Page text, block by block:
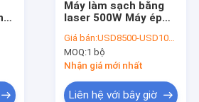
Máy làm sạch bằng
laser 500W Máy ép
tẩy rỉ sét
Giá bán:USD8500-USD10500
MOQ:1 bộ
Nhận giá mới nhất
Liên hệ với bây giờ